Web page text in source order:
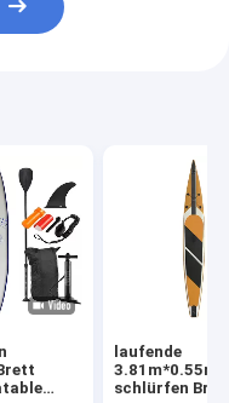
laufende
3.81m*0.55m
schlürfen